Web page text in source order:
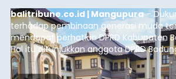
balitribune.co.id | Mangupura–
terhadap pembinaan generasi muda
mendapat perhatian DPRD Kabupaten
Hal itu ditunjukkan anggota DPRD
Rai Wirata, yang menghadiri kegiatan
pengarahan Paskibraka Kabupaten